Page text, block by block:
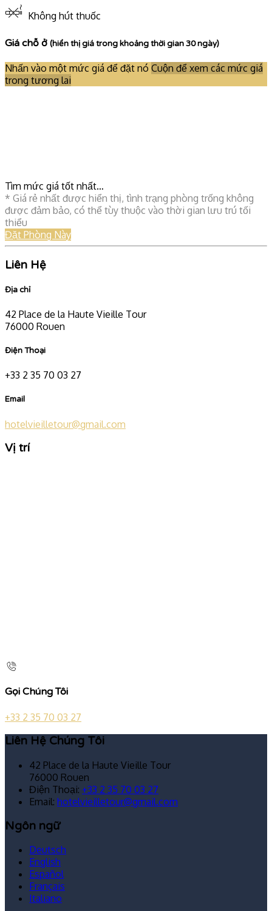
Không hút thuốc
Giá chỗ ở (hiển thị giá trong khoảng thời gian 30 ngày)
Nhấn vào một mức giá để đặt nó Cuộn để xem các mức giá
trong tương lai
Tìm mức giá tốt nhất…
* Giá rẻ nhất được hiển thị, tình trạng phòng trống không
được đảm bảo, có thể tùy thuộc vào thời gian lưu trú tối
thiểu
Đặt Phòng Này
Liên Hệ
Địa chỉ
42 Place de la Haute Vieille Tour
76000 Rouen
Điện Thoại
+33 2 35 70 03 27
Email
hotelvieilletour@gmail.com
Vị trí
Gọi Chúng Tôi
+33 2 35 70 03 27
Liên Hệ Chúng Tôi
42 Place de la Haute Vieille Tour
76000 Rouen
Điện Thoại: +33 2 35 70 03 27
Email: hotelvieilletour@gmail.com
Ngôn ngữ
Deutsch
English
Español
Français
Italiano